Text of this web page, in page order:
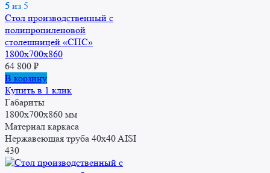
5 из 5
Стол производственный с
полипропиленовой
столешницей «СПС»
1800x700x860
64 800 ₽
В корзину
Купить в 1 клик
Габариты
1800x700x860 мм
Материал каркаса
Нержавеющая труба 40x40 AISI
430